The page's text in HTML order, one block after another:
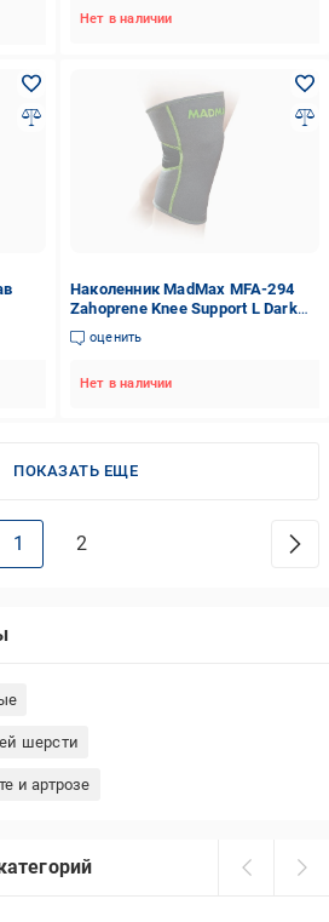
Нет в наличии
Наколенник MadMax MFA-294
Zahoprene Knee Support L Dark
Grey/Green (62-68-MFA-294_L)
оценить
Нет в наличии
ПОКАЗАТЬ ЕЩЕ
1 2
шерсти
и артрозе